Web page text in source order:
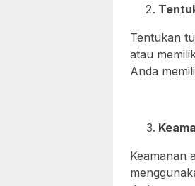
Tentukan
atau
Anda
Keamanan